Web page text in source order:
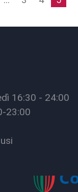
16:30 - 24:00
23:00